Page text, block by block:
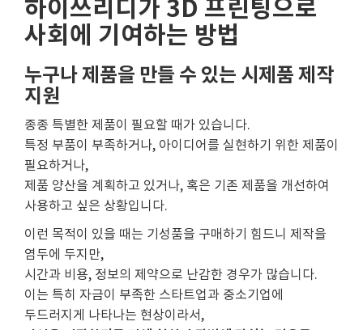
하이쓰리디가 3D 프린팅으로
사회에 기여하는 방법
누구나 제품을 만들 수 있는 시제품 제작
지원
종종 특별한 제품이 필요할 때가 있습니다.
특정 부품이 부족하거나, 아이디어를 실현하기 위한 제품이
필요하거나,
제품 양산을 계획하고 있거나, 혹은 기존 제품을 개선하여
사용하고 싶은 상황입니다.
이런 목적이 있을 때는 기성품을 구매하기 힘드니 제작을
염두에 두지만,
시간과 비용, 정보의 제약으로 난감한 경우가 많습니다.
이는 특히 자금이 부족한 스타트업과 중소기업에
두드러지게 나타나는 현상이라서,